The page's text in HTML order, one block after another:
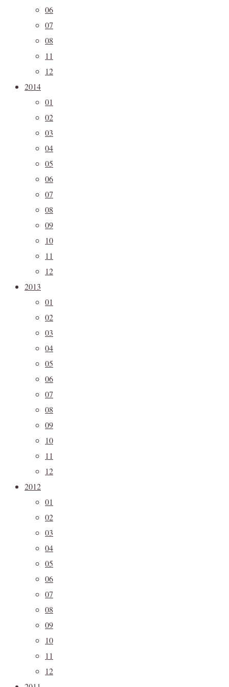
06
07
08
11
12
2014
01
02
03
04
05
06
07
08
09
10
11
12
2013
01
02
03
04
05
06
07
08
09
10
11
12
2012
01
02
03
04
05
06
07
08
09
10
11
12